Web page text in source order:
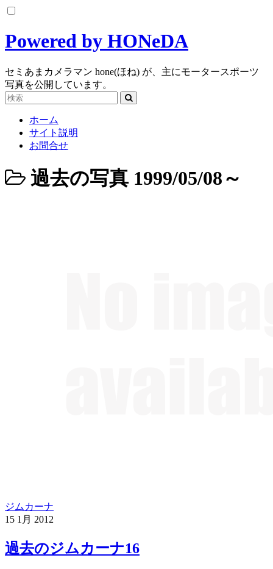
コ
テ
ン
へ
ス
キ
Powered by HONeDA
セミあまカメラマン hone(ほね) が、主にモータースポーツ
写真を公開しています。
ホーム
サイト説明
お問合せ
過去の写真 1999/05/08～
ジムカーナ
15 1月 2012
過去のジムカーナ16